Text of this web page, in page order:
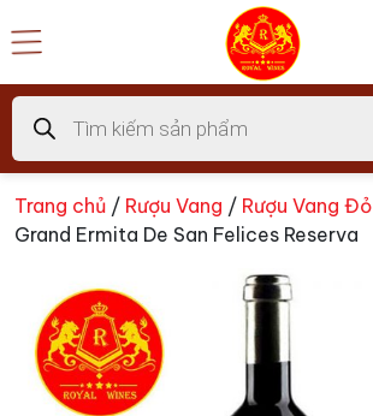
đến
dung
Tìm
kiếm
sản
phẩm
Trang chủ / Rượu Vang / Rượu Vang Đỏ
Grand Ermita De San Felices Reserva